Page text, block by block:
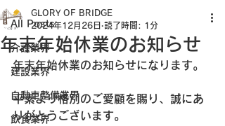
All Posts
介護業界
建設業界
自動車整備業界
飲食業界
年末年始休業のお知らせ
GLORY OF BRIDGE
2024年12月26日 読了時間: 1分
年末年始休業のお知らせになります。
平素より格別のご愛顧を賜り、誠にあ
りがとうございます。